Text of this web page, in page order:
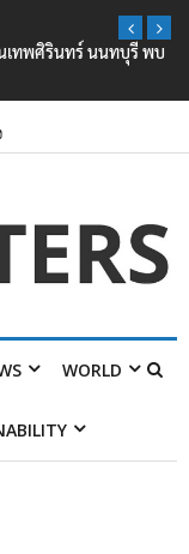
นเทพศิรินทร์ นนทบุรี พบ
WORLD